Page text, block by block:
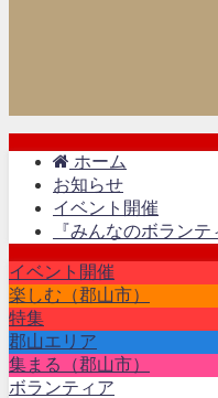
ホーム
お知らせ
イベント開催
『みんなのボラン
イベント開催
楽しむ（郡山市）
特集
郡山エリア
集まる（郡山市）
ボランティア